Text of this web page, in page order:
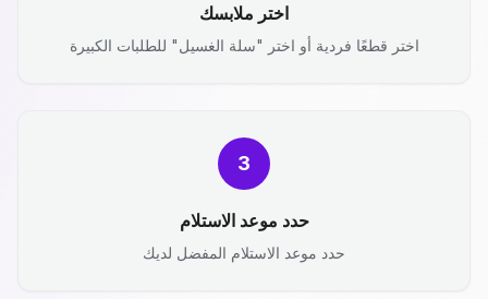
اختر ملابسك
اختر قطعًا فردية أو اختر "سلة الغسيل" للطلبات الكبيرة
3
حدد موعد الاستلام
حدد موعد الاستلام المفضل لديك